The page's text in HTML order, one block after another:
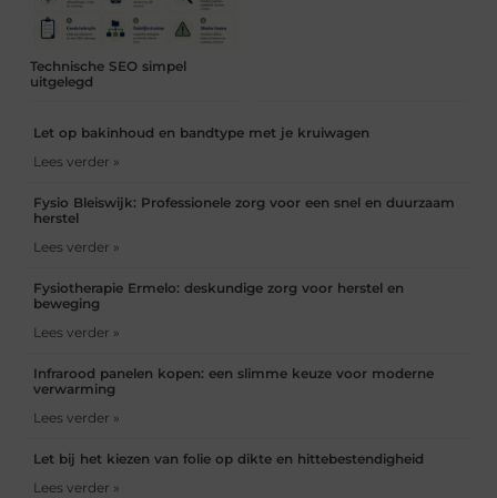
Technische SEO simpel
uitgelegd
Let op bakinhoud en bandtype met je kruiwagen
Lees verder »
Fysio Bleiswijk: Professionele zorg voor een snel en duurzaam
herstel
Lees verder »
Fysiotherapie Ermelo: deskundige zorg voor herstel en
beweging
Lees verder »
Infrarood panelen kopen: een slimme keuze voor moderne
verwarming
Lees verder »
Let bij het kiezen van folie op dikte en hittebestendigheid
Lees verder »